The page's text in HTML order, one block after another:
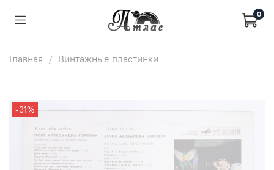
0
Главная Винтажные пластинки
-31%